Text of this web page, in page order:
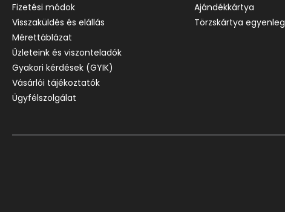
Fizetési módok
Visszaküldés és elállás
Mérettáblázat
Üzleteink és viszonteladók
Gyakori kérdések (GYIK)
Vásárlói tájékoztatók
Ügyfélszolgálat
Ajándékkártya
Törzskártya egyenleg